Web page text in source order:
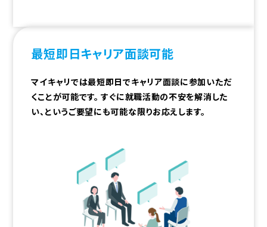
最短即日キャリア面談可能
マイキャリでは最短即日でキャリア面談に参加いただ
くことが可能です。 すぐに就職活動の不安を解消した
い、というご要望にも可能な限りお応えします。